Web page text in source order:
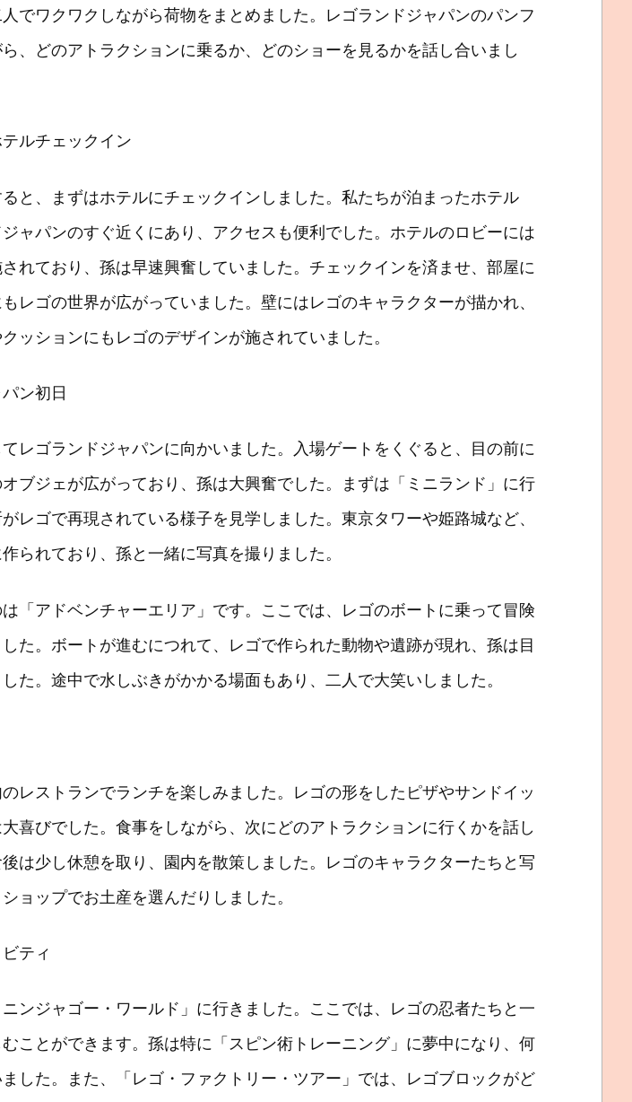
でワクワクしながら荷物をまとめました。レゴランドジャパンのパンフ
、どのアトラクションに乗るか、どのショーを見るかを話し合いまし
ルチェックイン
と、まずはホテルにチェックインしました。私たちが泊まったホテル
ャパンのすぐ近くにあり、アクセスも便利でした。ホテルのロビーには
れており、孫は早速興奮していました。チェックインを済ませ、部屋に
レゴの世界が広がっていました。壁にはレゴのキャラクターが描かれ、
ッションにもレゴのデザインが施されていました。
ン初日
レゴランドジャパンに向かいました。入場ゲートをくぐると、目の前に
ブジェが広がっており、孫は大興奮でした。まずは「ミニランド」に行
レゴで再現されている様子を見学しました。東京タワーや姫路城など、
られており、孫と一緒に写真を撮りました。
「アドベンチャーエリア」です。ここでは、レゴのボートに乗って冒険
た。ボートが進むにつれて、レゴで作られた動物や遺跡が現れ、孫は目
た。途中で水しぶきがかかる場面もあり、二人で大笑いしました。
レストランでランチを楽しみました。レゴの形をしたピザやサンドイッ
喜びでした。食事をしながら、次にどのアトラクションに行くかを話し
は少し休憩を取り、園内を散策しました。レゴのキャラクターたちと写
ョップでお土産を選んだりしました。
ティ
ンジャゴー・ワールド」に行きました。ここでは、レゴの忍者たちと一
ことができます。孫は特に「スピン術トレーニング」に夢中になり、何
した。また、「レゴ・ファクトリー・ツアー」では、レゴブロックがど